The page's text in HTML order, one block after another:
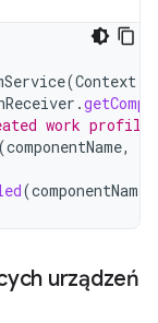
(Context
.
work profile.
(componentName,
(componentName
urządzeń